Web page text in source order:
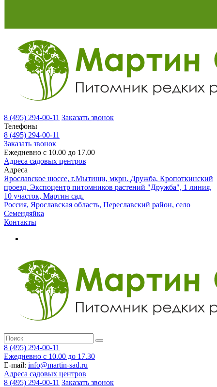
8 (495) 294-00-11 Заказать звонок
Телефоны
8 (495) 294-00-11
Заказать звонок
Ежедневно с 10.00 до 17.00
Адреса садовых центров
Адреса
Ярославское шоссе, г.Мытищи, мкрн. Дружба, Кропоткинский
проезд. Экспоцентр питомников растений "Дружба", 1 линия,
10 участок, Мартин сад.
Россия, Ярославская область, Переславский район, село
Семендяйка
Контакты
8 (495) 294-00-11
Ежедневно с 10.00 до 17.30
E-mail: info@martin-sad.ru
Адреса садовых центров
8 (495) 294-00-11 Заказать звонок